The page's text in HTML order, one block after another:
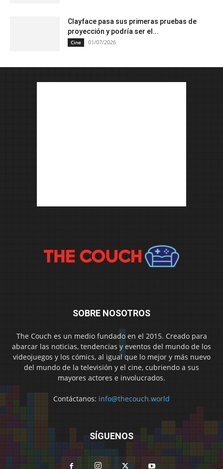
Clayface pasa sus primeras pruebas de
proyección y podría ser el...
Cine 01/07/2026
SOBRE NOSOTROS
The Couch es un medio fundado en el 2015. Creado para
abarcar las noticias, tendencias y eventos del mundo de los
videojuegos y los cómics, al igual que lo mejor y más nuevo
del mundo de la televisión y el cine, cubriendo a sus
mayores actores e involucrados.
Contáctanos: info@thecouch.world
SÍGUENOS